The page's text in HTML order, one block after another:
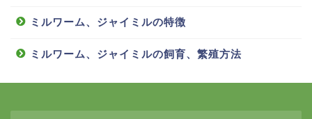
ミルワーム、ジャイミルの特徴
ミルワーム、ジャイミルの飼育、繁殖方法